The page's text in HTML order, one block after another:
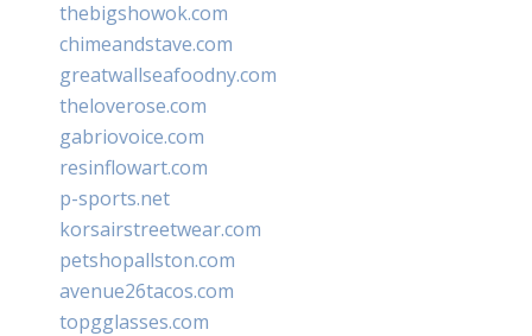
thebigshowok.com
chimeandstave.com
greatwallseafoodny.com
theloverose.com
gabriovoice.com
resinflowart.com
p-sports.net
korsairstreetwear.com
petshopallston.com
avenue26tacos.com
topgglasses.com